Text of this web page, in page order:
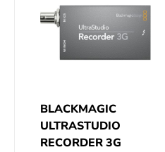
BLACKMAGIC
ULTRASTUDIO
RECORDER 3G